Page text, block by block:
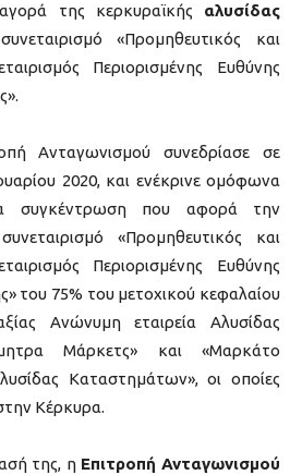
της κερκυραϊκής αλυσίδας
«Προμηθευτικός και
Περιορισμένης Ευθύνης
Ανταγωνισμού συνεδρίασε σε
2020, και ενέκρινε ομόφωνα
συγκέντρωση που αφορά την
«Προμηθευτικός και
Περιορισμένης Ευθύνης
του 75% του μετοχικού κεφαλαίου
Ανώνυμη εταιρεία Αλυσίδας
Μάρκετς» και «Μαρκάτο
Καταστημάτων», οι οποίες
Κέρκυρα.
της, η Επιτροπή Ανταγωνισμού